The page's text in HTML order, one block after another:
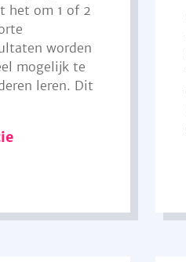
het om 1 of 2
worden
mogelijk te
leren. Dit